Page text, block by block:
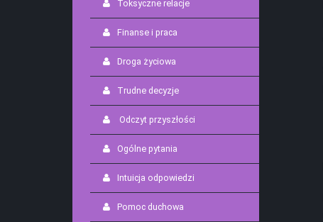
Toksyczne relacje
Finanse i praca
Droga życiowa
Trudne decyzje
Odczyt przyszłości
Ogólne pytania
Intuicja odpowiedzi
Pomoc duchowa